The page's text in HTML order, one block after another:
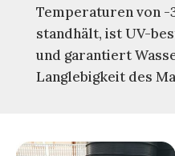
Temperaturen von -
standhält, ist UV-
und garantiert
Langlebigkeit des